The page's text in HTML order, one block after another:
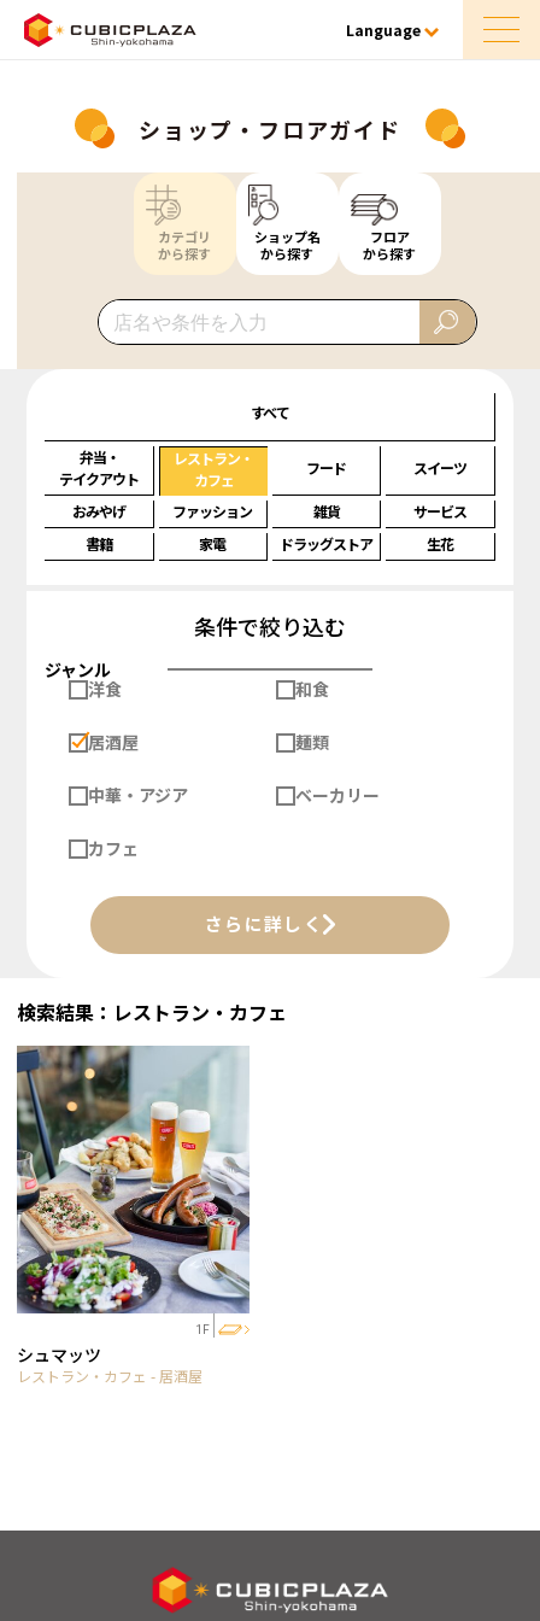
Language
ショップ・フロアガイド
カテゴリ
から探す
ショップ名
から探す
フロア
から探す
すべて
弁当・
テイクアウト
レストラン・
カフェ
フード スイーツ
おみやげ ファッション 雑貨
サービス
書籍
家電 ドラッグストア 生花
条件で絞り込む
ジャンル
洋食
和食
居酒屋 麺類
中華・アジア ベーカリー
カフェ
さらに詳しく
検索結果：レストラン・カフェ
1F
シュマッツ
レストラン・カフェ - 居酒屋